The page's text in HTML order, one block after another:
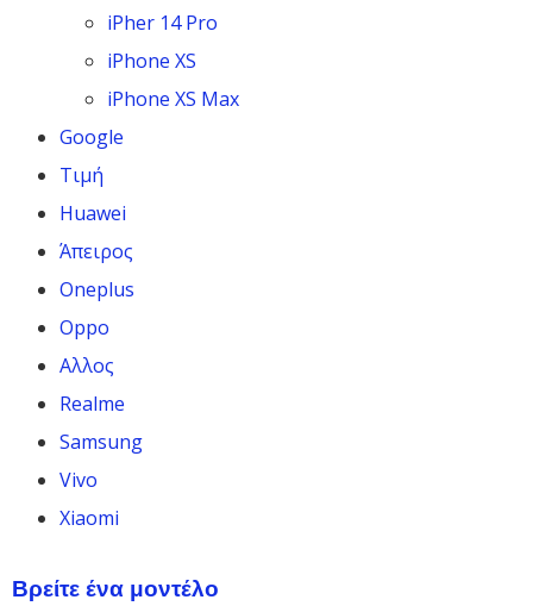
iPher 14 Pro
iPhone XS
iPhone XS Max
Google
Τιμή
Huawei
Άπειρος
Oneplus
Oppo
Αλλος
Realme
Samsung
Vivo
Xiaomi
Βρείτε ένα μοντέλο